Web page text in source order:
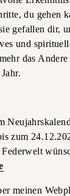
du gehen
gefallen dir,
und
das
zum
meinen